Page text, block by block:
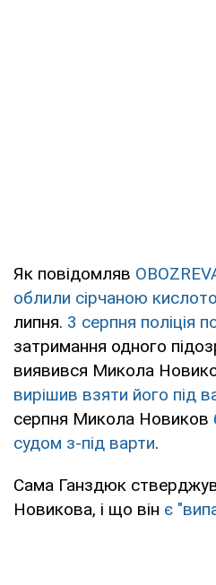
Як повідомляв
облили сірчаною
липня. 3 серпня поліція
затримання одного
виявився Микола
вирішив взяти його під
серпня Микола Новиков
судом з-під варти.
Сама Ганздюк
Новикова, і що він є